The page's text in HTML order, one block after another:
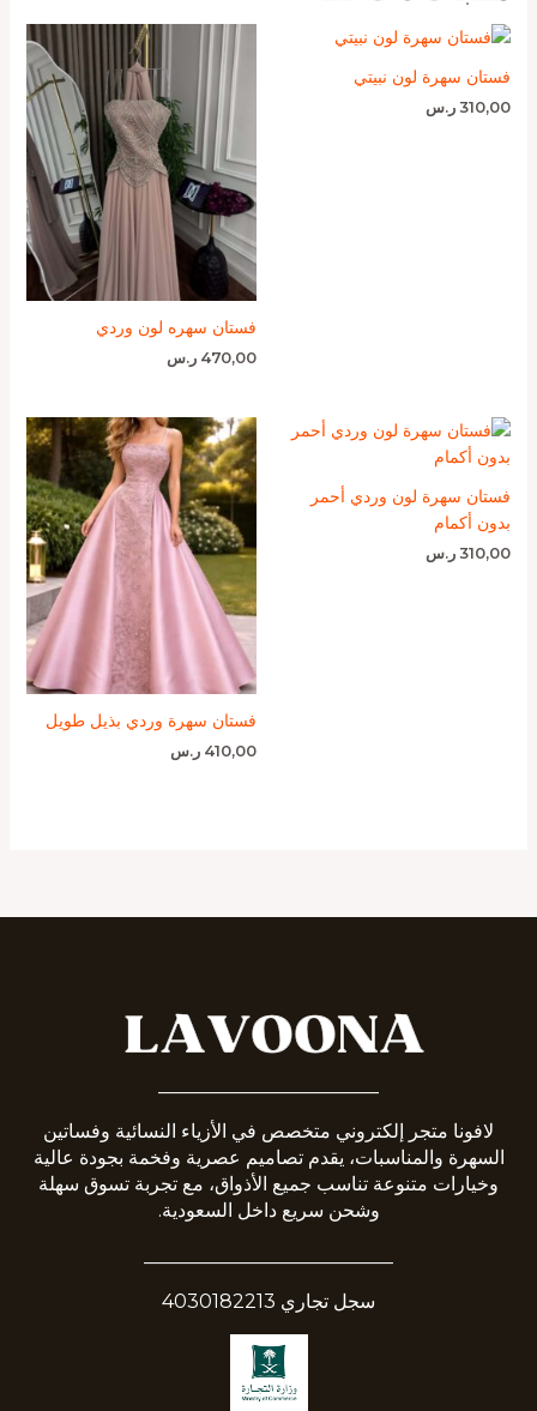
فستان سهرة لون نبيتي
310,00 ر.س
فستان سهره لون وردي
470,00 ر.س
فستان سهرة لون وردي أحمر
بدون أكمام
310,00 ر.س
فستان سهرة وردي بذيل طويل
410,00 ر.س
لافونا متجر إلكتروني متخصص في الأزياء النسائية وفساتين
السهرة والمناسبات، يقدم تصاميم عصرية وفخمة بجودة عالية
وخيارات متنوعة تناسب جميع الأذواق، مع تجربة تسوق سهلة
وشحن سريع داخل السعودية.
سجل تجاري 4030182213